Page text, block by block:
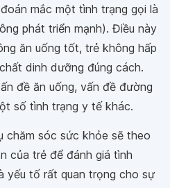
mắc một tình trạng gọi là
phát triển mạnh). Điều này
ăn uống tốt, trẻ không hấp
dinh dưỡng đúng cách.
đề ăn uống, vấn đề đường
số tình trạng y tế khác.
chăm sóc sức khỏe sẽ theo
của trẻ để đánh giá tình
yếu tố rất quan trọng cho sự